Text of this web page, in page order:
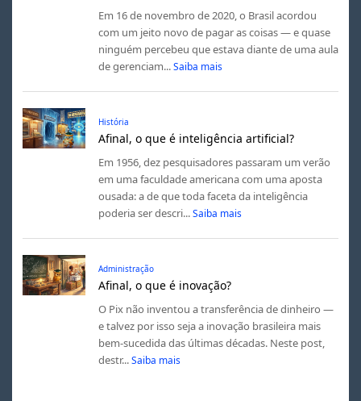
Em 16 de novembro de 2020, o Brasil acordou
com um jeito novo de pagar as coisas — e quase
ninguém percebeu que estava diante de uma aula
de gerenciam... Saiba mais
História
Afinal, o que é inteligência artificial?
Em 1956, dez pesquisadores passaram um verão
em uma faculdade americana com uma aposta
ousada: a de que toda faceta da inteligência
poderia ser descri... Saiba mais
Administração
Afinal, o que é inovação?
O Pix não inventou a transferência de dinheiro —
e talvez por isso seja a inovação brasileira mais
bem-sucedida das últimas décadas. Neste post,
destr... Saiba mais